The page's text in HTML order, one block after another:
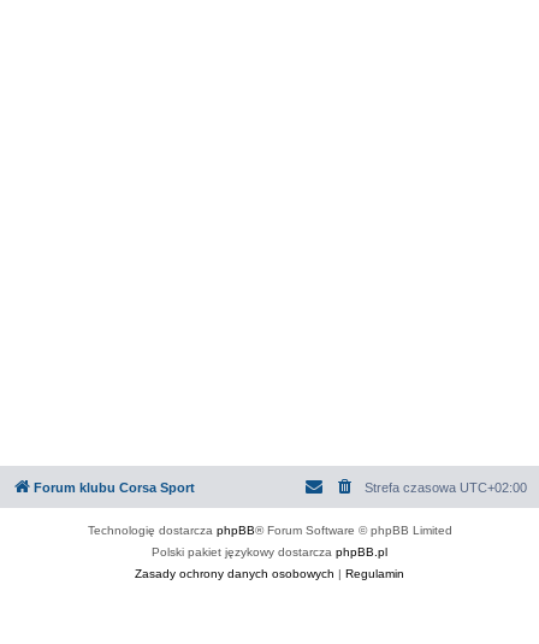
Forum klubu Corsa Sport Strefa czasowa UTC+02:00
Technologię dostarcza phpBB® Forum Software © phpBB Limited
Polski pakiet językowy dostarcza phpBB.pl
Zasady ochrony danych osobowych | Regulamin